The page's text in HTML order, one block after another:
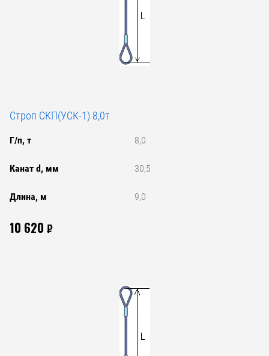
Строп СКП(УСК-1) 8,0т
Г/п, т 8,0
Канат d, мм 30,5
Длина, м 9,0
10 620 ₽